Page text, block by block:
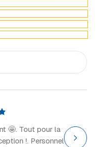
🤩. Tout pour la
!. Personnel
“Grand